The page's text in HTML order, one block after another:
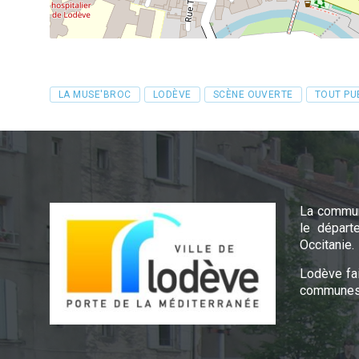
Tags
LA MUSE'BROC LODÈVE SCÈNE OUVERTE TOUT
La
le
Occitanie.
Lodève